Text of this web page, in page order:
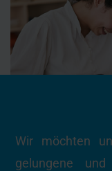
Wir möchten
gelungene und